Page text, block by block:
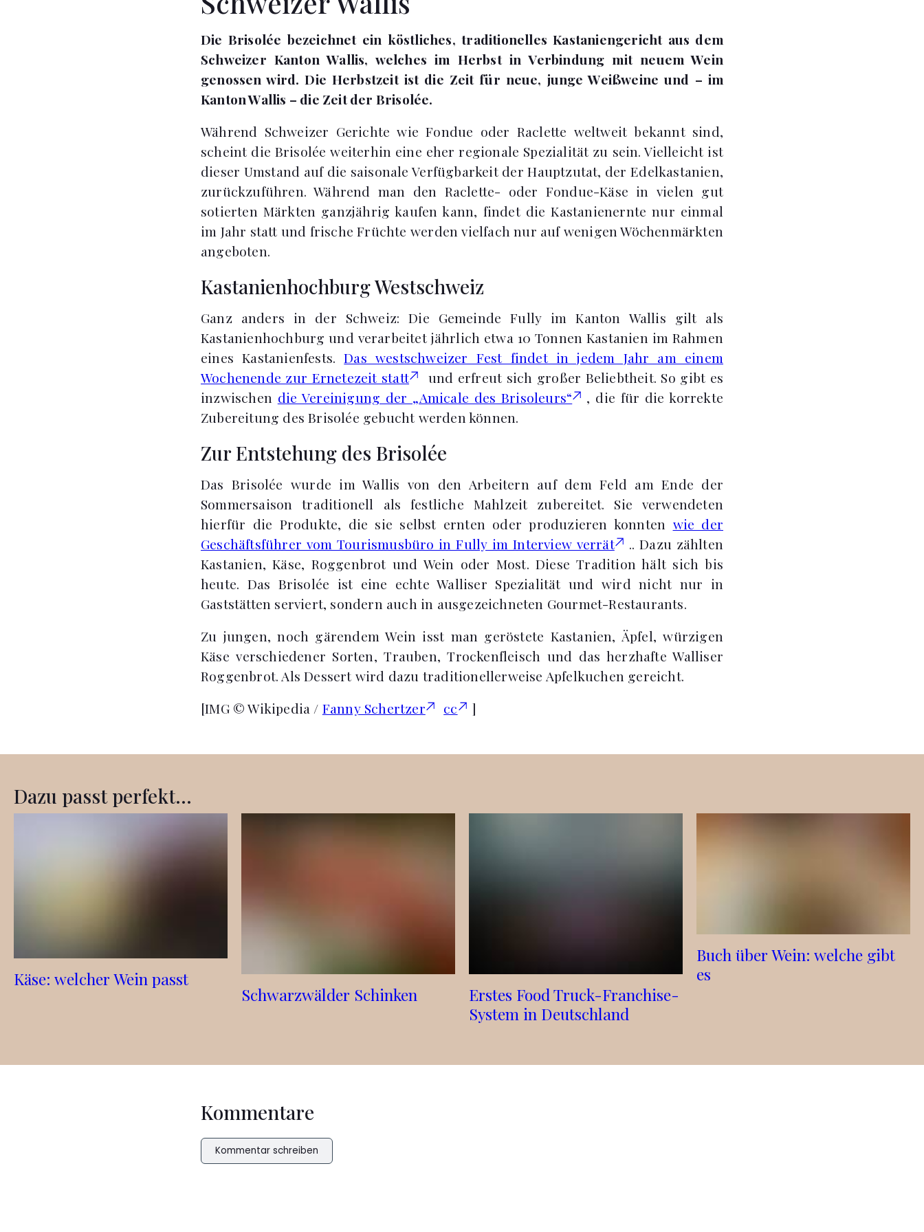
Die Brisolée bezeichnet ein köstliches, traditionelles Kastaniengericht aus dem
Schweizer Kanton Wallis, welches im Herbst in Verbindung mit neuem Wein
genossen wird. Die Herbstzeit ist die Zeit für neue, junge Weißweine und – im
Kanton Wallis – die Zeit der Brisolée.
Während Schweizer Gerichte wie Fondue oder Raclette weltweit bekannt sind,
scheint die Brisolée weiterhin eine eher regionale Spezialität zu sein. Vielleicht ist
dieser Umstand auf die saisonale Verfügbarkeit der Hauptzutat, der Edelkastanien,
zurückzuführen. Während man den Raclette- oder Fondue-Käse in vielen gut
sotierten Märkten ganzjährig kaufen kann, findet die Kastanienernte nur einmal
im Jahr statt und frische Früchte werden vielfach nur auf wenigen Wöchenmärkten
angeboten.
Kastanienhochburg Westschweiz
Ganz anders in der Schweiz: Die Gemeinde Fully im Kanton Wallis gilt als
Kastanienhochburg und verarbeitet jährlich etwa 10 Tonnen Kastanien im Rahmen
eines Kastanienfests.Das westschweizer Fest findet in jedem Jahr am einem
Wochenende zur Ernetezeit statt
und erfreut sich großer Beliebtheit. So gibt es
inzwischen die Vereinigung der „Amicale des Brisoleurs“
, die für die korrekte
Zubereitung des Brisolée gebucht werden können.
Zur Entstehung des Brisolée
Das Brisolée wurde im Wallis von den Arbeitern auf dem Feld am Ende der
Sommersaison traditionell als festliche Mahlzeit zubereitet. Sie verwendeten
hierfür die Produkte, die sie selbst ernten oder produzieren konnten wie der
Geschäftsführer vom Tourismusbüro in Fully im Interview verrät
.. Dazu zählten
Kastanien, Käse, Roggenbrot und Wein oder Most. Diese Tradition hält sich bis
heute. Das Brisolée ist eine echte Walliser Spezialität und wird nicht nur in
Gaststätten serviert, sondern auch in ausgezeichneten Gourmet-Restaurants.
Zu jungen, noch gärendem Wein isst man geröstete Kastanien, Äpfel, würzigen
Käse verschiedener Sorten, Trauben, Trockenfleisch und das herzhafte Walliser
Roggenbrot. Als Dessert wird dazu traditionellerweise Apfelkuchen gereicht.
[IMG © Wikipedia / Fanny Schertzer cc ]
Dazu passt perfekt...
Käse: welcher Wein passt
Schwarzwälder Schinken
Erstes Food Truck-Franchise-
System in Deutschland
Buch über Wein: welche gibt
es
Kommentare
Kommentar schreiben